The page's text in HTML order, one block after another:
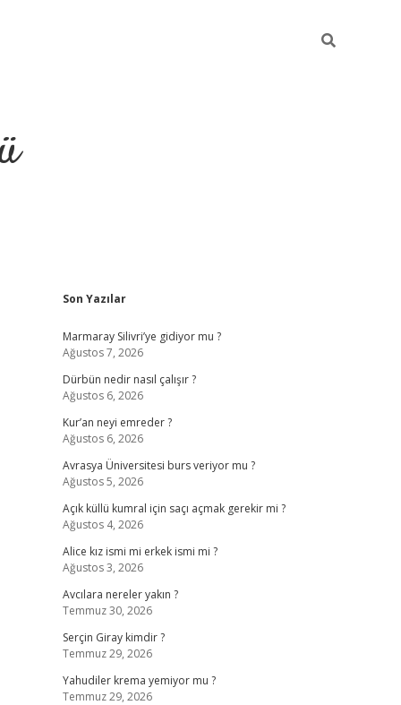
Sidebar
Son Yazılar
Marmaray Silivri’ye gidiyor mu ?
Ağustos 7, 2026
Dürbün nedir nasıl çalışır ?
Ağustos 6, 2026
Kur’an neyi emreder ?
Ağustos 6, 2026
Avrasya Üniversitesi burs veriyor mu ?
Ağustos 5, 2026
Açık küllü kumral için saçı açmak gerekir mi ?
Ağustos 4, 2026
Alice kız ismi mi erkek ismi mi ?
Ağustos 3, 2026
Avcılara nereler yakın ?
Temmuz 30, 2026
Serçin Giray kimdir ?
Temmuz 29, 2026
Yahudiler krema yemiyor mu ?
Temmuz 29, 2026